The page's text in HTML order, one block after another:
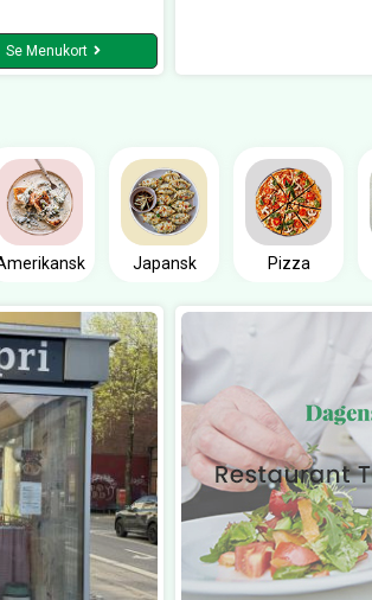
Se Menukort
Japansk Pizza